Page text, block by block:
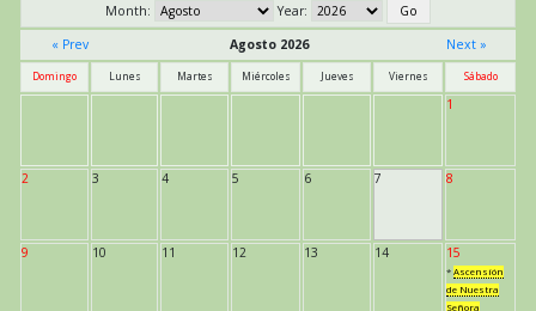
Month:
Year:
« Prev
Agosto 2026 Next »
Domingo Lunes Martes Miércoles Jueves Viernes Sábado
1
2 3 4 5 6 7 8
9 10 11 12 13 14 15
* Ascensión
de Nuestra
Señora